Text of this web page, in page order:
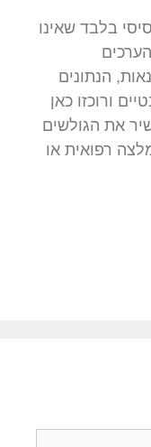
בלבד שאינו
הנתונים
ורוכזו כאן
את הגולשים
רפואית או